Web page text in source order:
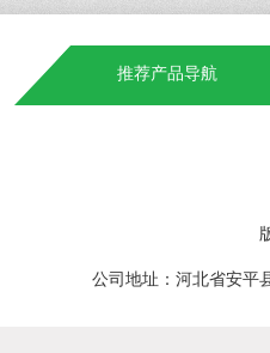
推荐产品导航
公司地址：河北省安